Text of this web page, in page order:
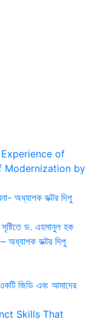
of
Modernization by
অধ্যাপক ডক্টর দিপু
সৃষ্টিতে ড. এহসানুল হক
– অধ্যাপক ডক্টর দিপু
জিডি এবং আমাদের
Skills That